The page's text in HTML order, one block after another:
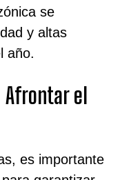
se
y altas
año.
el
es importante